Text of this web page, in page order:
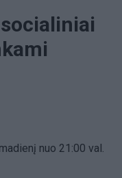
nuo 21:00 val.